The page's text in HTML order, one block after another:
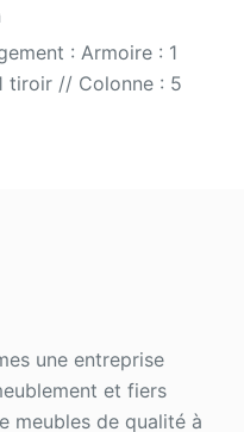
: Armoire : 1
tiroir // Colonne : 5
une entreprise
et fiers
meubles de qualité à